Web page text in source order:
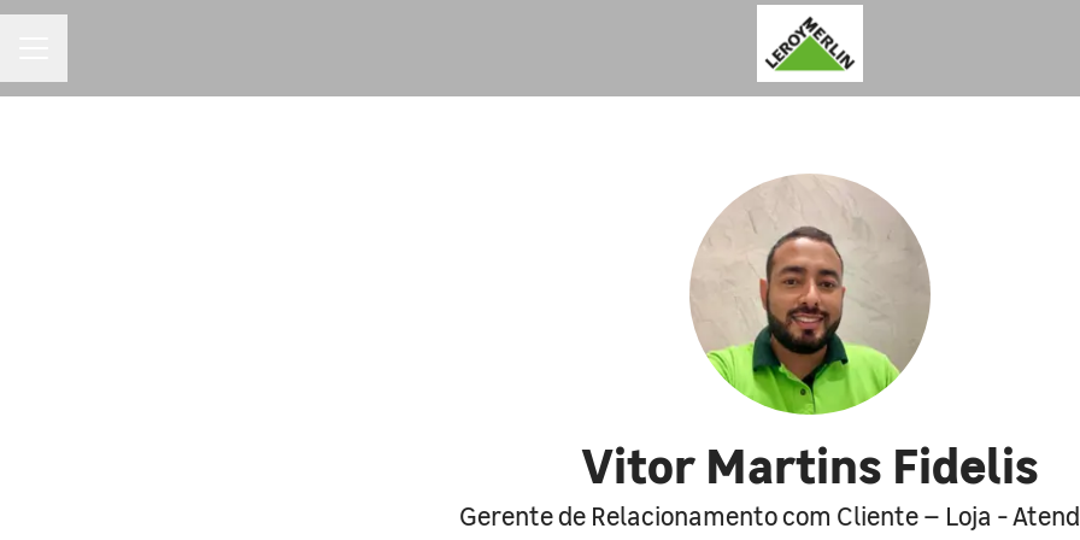
Vitor Martins Fidelis
Gerente de Relacionamento com Cliente – Loja -